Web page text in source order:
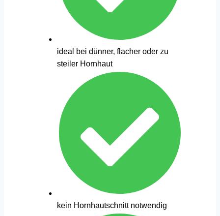
ideal bei dünner, flacher oder zu
steiler Hornhaut
kein Hornhautschnitt notwendig